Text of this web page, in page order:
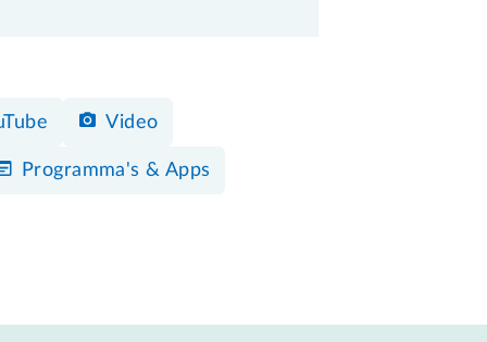
Video
Programma's & Apps